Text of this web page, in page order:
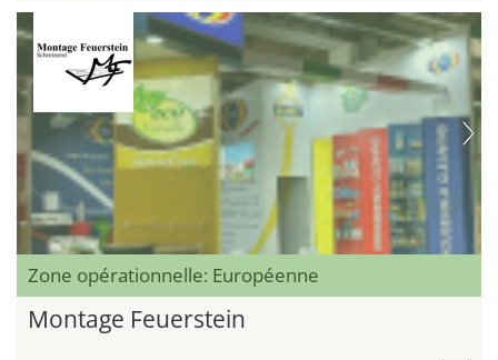
Zone opérationnelle: Européenne
Montage Feuerstein